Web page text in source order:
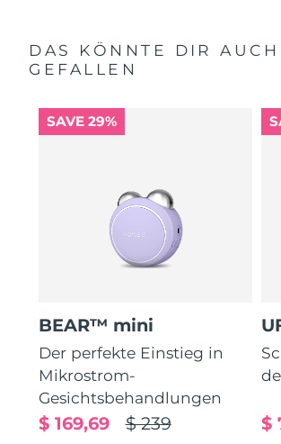
DAS KÖNNTE DIR AUCH
GEFALLEN
SAVE 29%
BEAR™ mini
Der perfekte Einstieg in
Mikrostrom-
Gesichtsbehandlungen
$ 239
$ 169,69 $